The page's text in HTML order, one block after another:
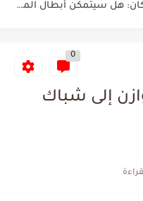
سيمبا - نهضة بركان: هل سيتمكن أبطال المغرب من الحفاظ...
البرنامج الكامل لنهائي البطولة بين الاتحاد المنستيري والنادي الإفريقي
0
إلى شباك